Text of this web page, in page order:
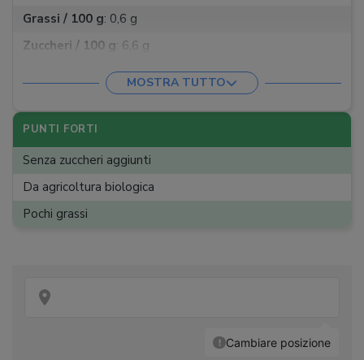
Grassi / 100 g: 0,6 g
Zuccheri / 100 g: 6,6 g
Proteine / 100 g:0,2 g
MOSTRA TUTTO
PUNTI FORTI
Senza zuccheri aggiunti
Da agricoltura biologica
Pochi grassi